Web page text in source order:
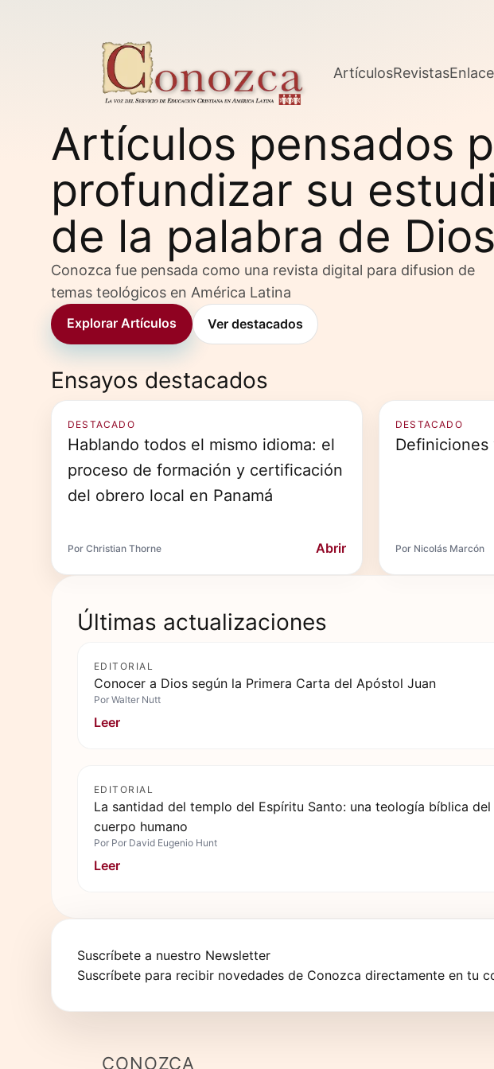
ArtículosRevistas
Artículos pensados
profundizar su
de la palabra de Dios
Conozca fue pensada como una revista digital para difusion de
temas teológicos en América Latina
Explorar Artículos Ver destacados
Ensayos destacados
DESTACADO
Hablando todos el mismo idioma: el
proceso de formación y certificación
del obrero local en Panamá
Por Christian Thorne Abrir
DESTACADO
Definiciones
Por Nicolás Marcón
Últimas actualizaciones
EDITORIAL
Conocer a Dios según la Primera Carta del Apóstol Juan
Por Walter Nutt
Leer
EDITORIAL
La santidad del templo del Espíritu Santo: una teología bíblica del
cuerpo humano
Por Por David Eugenio Hunt
Leer
Suscríbete a nuestro Newsletter
Suscríbete para recibir novedades de Conozca directamente en tu
CONOZCA